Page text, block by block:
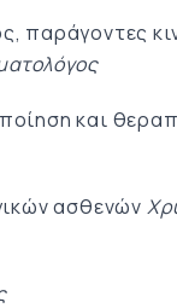
και
ασθενών